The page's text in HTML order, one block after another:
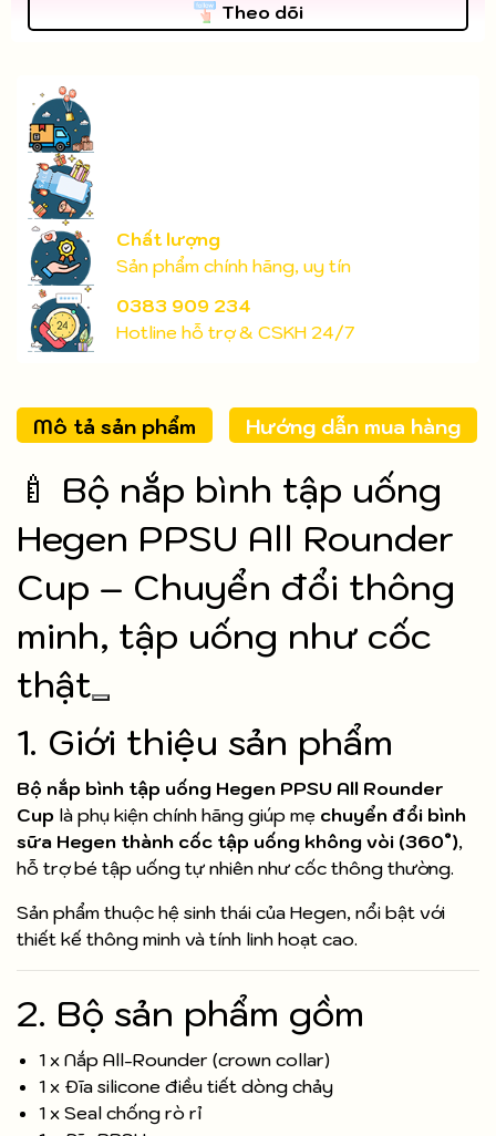
Theo dõi
Chất lượng
Sản phẩm chính hãng, uy tín
0383 909 234
Hotline hỗ trợ & CSKH 24/7
Mô tả sản phẩm Hướng dẫn mua hàng
🍼 Bộ nắp bình tập uống
Hegen PPSU All Rounder
Cup – Chuyển đổi thông
minh, tập uống như cốc
thật
1. Giới thiệu sản phẩm
Bộ nắp bình tập uống Hegen PPSU All Rounder
Cup là phụ kiện chính hãng giúp mẹ chuyển đổi bình
sữa Hegen thành cốc tập uống không vòi (360°),
hỗ trợ bé tập uống tự nhiên như cốc thông thường.
Sản phẩm thuộc hệ sinh thái của Hegen, nổi bật với
thiết kế thông minh và tính linh hoạt cao.
2. Bộ sản phẩm gồm
1 x Nắp All-Rounder (crown collar)
1 x Đĩa silicone điều tiết dòng chảy
1 x Seal chống rò rỉ